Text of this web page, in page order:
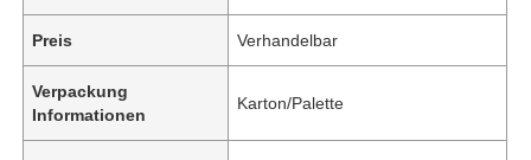
Preis Verhandelbar
Verpackung
Informationen
Karton/Palette